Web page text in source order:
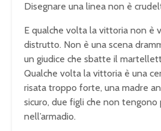
Disegnare una linea non è
E qualche volta la vittoria non è
distrutto. Non è una scena
un giudice che sbatte il
Qualche volta la vittoria è una
risata troppo forte, una madre
sicuro, due figli che non
nell’armadio.